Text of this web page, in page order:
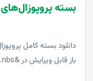
بسته
دانلود بسته کامل
باز قابل ویرایش در &nbs..